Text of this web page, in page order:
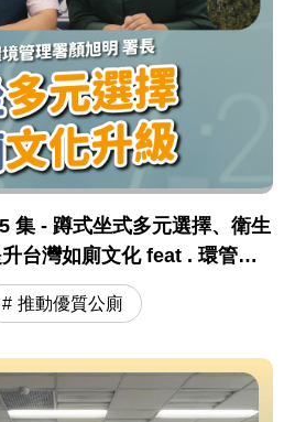
集 - 蹲式坐式多元選擇、衛生
灣如廁文化 feat . 環管署
推動優質公廁